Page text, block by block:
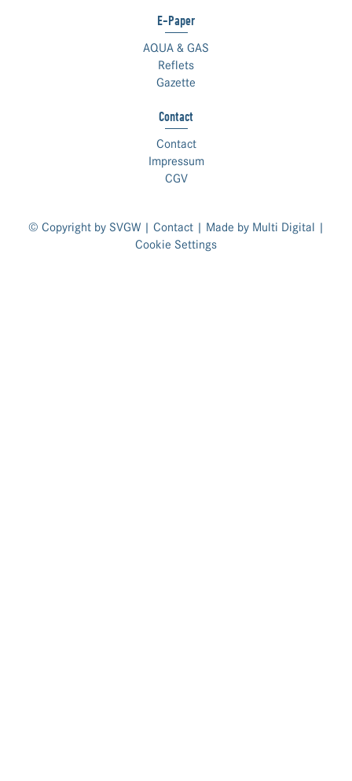
E-Paper
AQUA & GAS
Reflets
Gazette
Contact
Contact
Impressum
CGV
© Copyright by SVGW | Contact| Made by Multi Digital |
Cookie Settings